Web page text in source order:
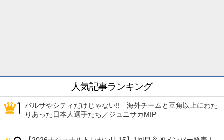
人気記事ランキング
バルサやシティだけじゃない!! 海外チームと互角以上にわた
りあった日本人選手たち／ジュニサカMIP